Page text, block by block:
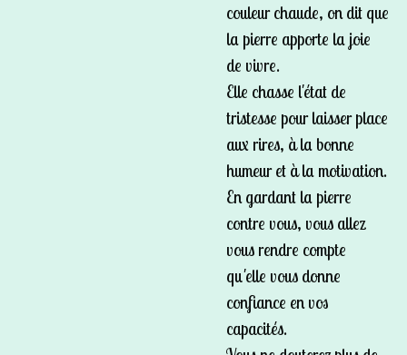
couleur chaude, on dit que
la pierre apporte la joie
de vivre.
Elle chasse l'état de
tristesse pour laisser place
aux rires, à la bonne
humeur et à la motivation.
En gardant la pierre
contre vous, vous allez
vous rendre compte
qu'elle vous donne
confiance en vos
capacités.